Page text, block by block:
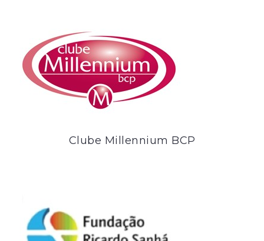
Clube Millennium BCP